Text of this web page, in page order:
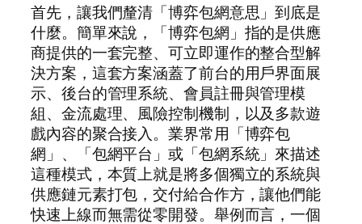
首先，讓我們釐清「博弈包網意思」到底是
什麼。簡單來說，「博弈包網」指的是供應
商提供的一套完整、可立即運作的整合型解
決方案，這套方案涵蓋了前台的用戶界面展
示、後台的管理系統、會員註冊與管理模
組、金流處理、風險控制機制，以及多款遊
戲內容的聚合接入。業界常用「博弈包
網」、「包網平台」或「包網系統」來描述
這種模式，本質上就是將多個獨立的系統與
供應鏈元素打包，交付給合作方，讓他們能
快速上線而無需從零開發。舉例而言，一個